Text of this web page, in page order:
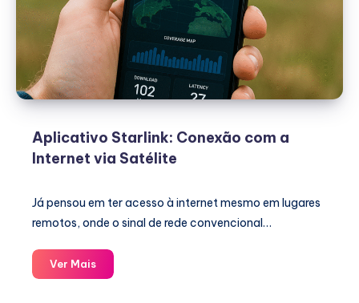
Aplicativo Starlink: Conexão com a
Internet via Satélite
Já pensou em ter acesso à internet mesmo em lugares
remotos, onde o sinal de rede convencional…
Ver MaisAplicativo
Starlink: